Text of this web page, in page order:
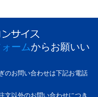
ームからお願いい
のお問い合わせは下記お電話
文以外のお問い合わせにつき